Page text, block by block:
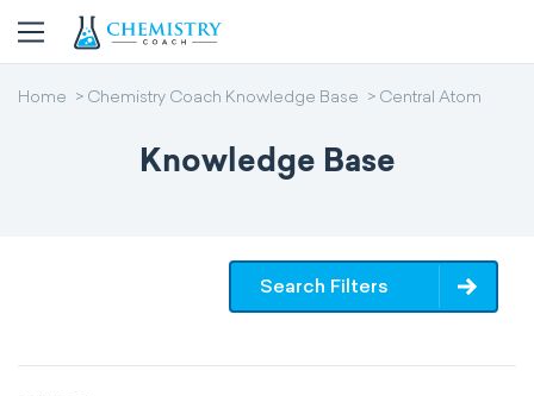
Home Chemistry Coach Knowledge Base Central Atom
Knowledge Base
Search Filters